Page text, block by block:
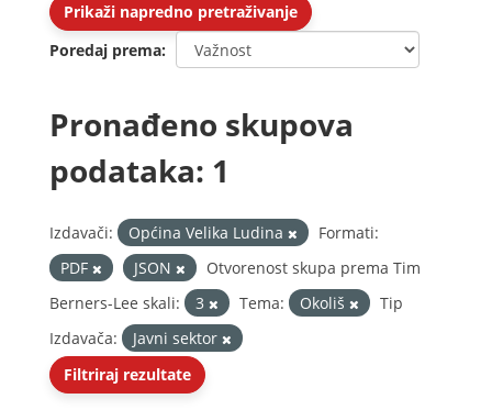
Prikaži napredno pretraživanje
Poredaj prema
Pronađeno skupova
podataka: 1
Izdavači: Općina Velika Ludina
Formati:
PDF
JSON
Otvorenost skupa prema Tim
Berners-Lee skali:
3 Tema: Okoliš
Tip
Izdavača:
Javni sektor
Filtriraj rezultate